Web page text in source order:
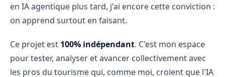
en IA agentique plus tard, j'ai encore cette conviction :
on apprend surtout en faisant.
Ce projet est 100% indépendant. C'est mon espace
pour tester, analyser et avancer collectivement avec
les pros du tourisme qui, comme moi, croient que l'IA